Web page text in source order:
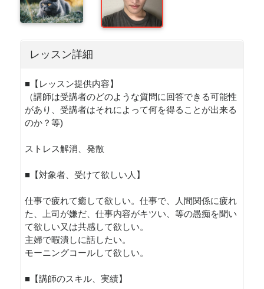
レッスン詳細
■【レッスン提供内容】
（講師は受講者のどのような質問に回答できる可能性
があり、受講者はそれによって何を得ることが出来る
のか？等)
ストレス解消、発散
■【対象者、受けて欲しい人】
仕事で疲れて癒して欲しい。仕事で、人間関係に疲れ
た、上司が嫌だ、仕事内容がキツい、等の愚痴を聞い
て欲しい又は共感して欲しい。
主婦で暇潰しに話したい。
モーニングコールして欲しい。
■【講師のスキル、実績】